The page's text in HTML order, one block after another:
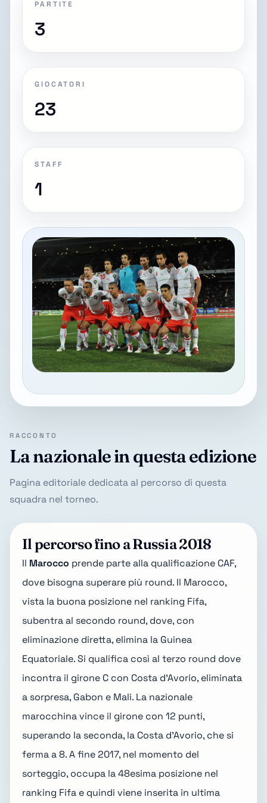
PARTITE
3
GIOCATORI
23
STAFF
1
RACCONTO
La nazionale in questa edizione
Pagina editoriale dedicata al percorso di questa
squadra nel torneo.
Il percorso fino a Russia 2018
Il Marocco prende parte alla qualificazione CAF,
dove bisogna superare più round. Il Marocco,
vista la buona posizione nel ranking Fifa,
subentra al secondo round, dove, con
eliminazione diretta, elimina la Guinea
Equatoriale. Si qualifica così al terzo round dove
incontra il girone C con Costa d'Avorio, eliminata
a sorpresa, Gabon e Mali. La nazionale
marocchina vince il girone con 12 punti,
superando la seconda, la Costa d'Avorio, che si
ferma a 8. A fine 2017, nel momento del
sorteggio, occupa la 48esima posizione nel
ranking Fifa e quindi viene inserita in ultima